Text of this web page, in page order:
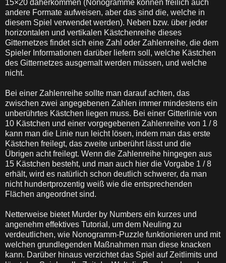
15×20 daherkommen (Nonogramme können freilich auch
andere Formate aufweisen, aber das sind die, welche in
diesem Spiel verwendet werden). Neben bzw. über jeder
horizontalen und vertikalen Kästchenreihe dieses
Gitternetzes findet sich eine Zahl oder Zahlenreihe, die dem
Spieler Informationen darüber liefern soll, welche Kästchen
des Gitternetzes ausgemalt werden müssen, und welche
nicht.
Bei einer Zahlenreihe sollte man darauf achten, das
zwischen zwei angegebenen Zahlen immer mindestens ein
unberührtes Kästchen liegen muss. Bei einer Gitterlinie von
10 Kästchen und einer vorgegebenen Zahlenreihe von 1 / 8
kann man die Linie nun leicht lösen, indem man das erste
Kästchen freilegt, das zweite unberührt lässt und die
Übrigen acht freilegt. Wenn die Zahlenreihe hingegen aus
15 Kästchen besteht, und man auch hier die Vorgabe 1 / 8
erhält, wird es natürlich schon deutlich schwerer, da man
nicht hundertprozentig weiß wie die entsprechenden
Flächen angeordnet sind.
Netterweise bietet Murder by Numbers ein kurzes und
angenehm effektives Tutorial, um dem Neuling zu
verdeutlichen, wie Nonogramm-Puzzle funktionieren und mit
welchen grundlegenden Maßnahmen man diese knacken
kann. Darüber hinaus verzichtet das Spiel auf Zeitlimits und